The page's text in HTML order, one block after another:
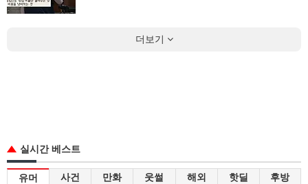
더보기
실시간 베스트
유머 사건 만화 웃썰 해외 핫딜 후방